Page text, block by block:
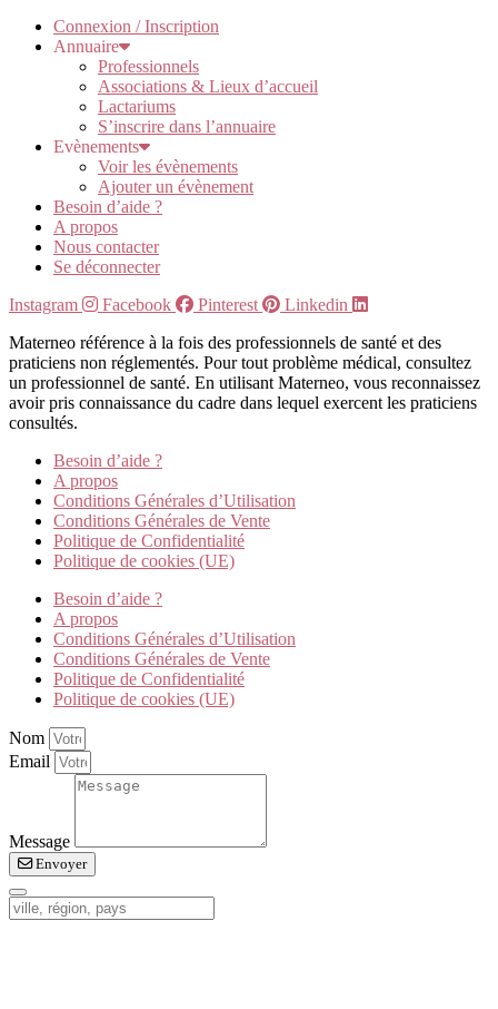
Connexion / Inscription
Annuaire
Professionnels
Associations & Lieux d’accueil
Lactariums
S’inscrire dans l’annuaire
Evènements
Voir les évènements
Ajouter un évènement
Besoin d’aide ?
A propos
Nous contacter
Se déconnecter
Instagram
Facebook Pinterest
Linkedin
Materneo référence à la fois des professionnels de santé et des
praticiens non réglementés. Pour tout problème médical, consultez
un professionnel de santé. En utilisant Materneo, vous reconnaissez
avoir pris connaissance du cadre dans lequel exercent les praticiens
consultés.
Besoin d’aide ?
A propos
Conditions Générales d’Utilisation
Conditions Générales de Vente
Politique de Confidentialité
Politique de cookies (UE)
Besoin d’aide ?
A propos
Conditions Générales d’Utilisation
Conditions Générales de Vente
Politique de Confidentialité
Politique de cookies (UE)
Nom
Email
Message
Envoyer